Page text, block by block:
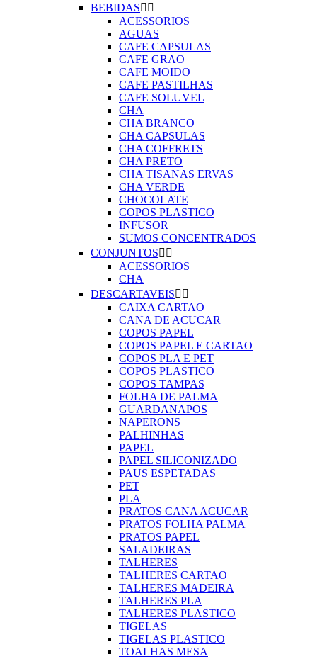
BEBIDAS 
ACESSORIOS
AGUAS
CAFE CAPSULAS
CAFE GRAO
CAFE MOIDO
CAFE PASTILHAS
CAFE SOLUVEL
CHA
CHA BRANCO
CHA CAPSULAS
CHA COFFRETS
CHA PRETO
CHA TISANAS ERVAS
CHA VERDE
CHOCOLATE
COPOS PLASTICO
INFUSOR
SUMOS CONCENTRADOS
CONJUNTOS 
ACESSORIOS
CHA
DESCARTAVEIS 
CAIXA CARTAO
CANA DE ACUCAR
COPOS PAPEL
COPOS PAPEL E CARTAO
COPOS PLA E PET
COPOS PLASTICO
COPOS TAMPAS
FOLHA DE PALMA
GUARDANAPOS
NAPERONS
PALHINHAS
PAPEL
PAPEL SILICONIZADO
PAUS ESPETADAS
PET
PLA
PRATOS CANA ACUCAR
PRATOS FOLHA PALMA
PRATOS PAPEL
SALADEIRAS
TALHERES
TALHERES CARTAO
TALHERES MADEIRA
TALHERES PLA
TALHERES PLASTICO
TIGELAS
TIGELAS PLASTICO
TOALHAS MESA